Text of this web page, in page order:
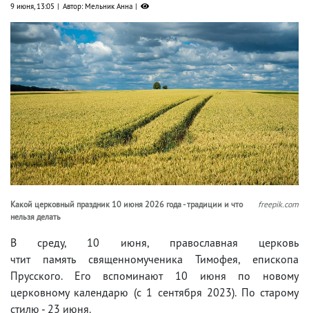
9 июня, 13:05 Автор: Мельник Анна
Какой церковный праздник 10 июня 2026 года - традиции и что
нельзя делать
freepik.com
В среду, 10 июня, православная церковь
чтит память священномученика Тимофея, епископа
Прусского. Его вспоминают 10 июня по новому
церковному календарю (с 1 сентября 2023). По старому
стилю - 23 июня.